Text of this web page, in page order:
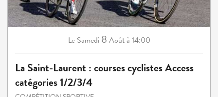
Le Samedi 8 Aoûtà 14:00
La Saint-Laurent : courses cyclistes Access
catégories 1/2/3/4